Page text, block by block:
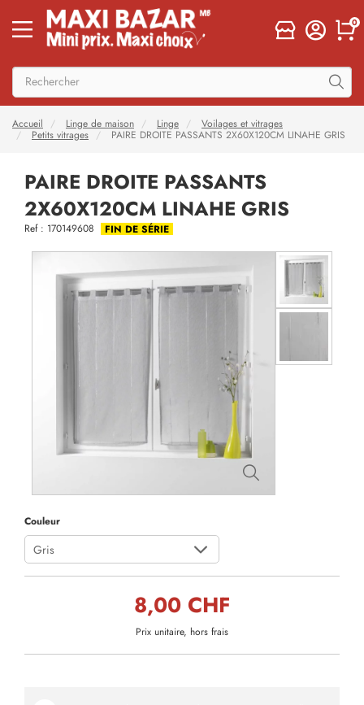
0
Accueil Linge de maison Linge
Voilages et vitrages
Petits vitrages
PAIRE DROITE PASSANTS 2X60X120CM LINAHE GRIS
PAIRE DROITE PASSANTS
2X60X120CM LINAHE GRIS
Ref : 170149608 FIN DE SÉRIE
Couleur
Gris
8,00 CHF
Prix unitaire, hors frais